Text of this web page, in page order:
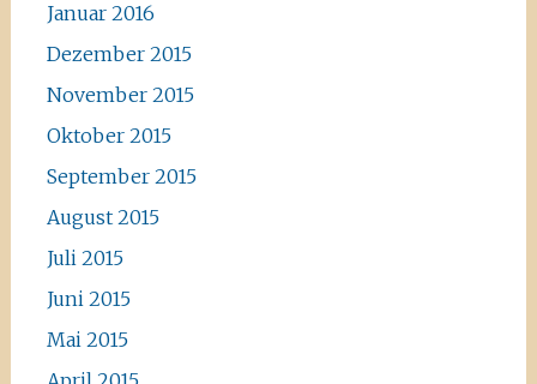
Januar 2016
Dezember 2015
November 2015
Oktober 2015
September 2015
August 2015
Juli 2015
Juni 2015
Mai 2015